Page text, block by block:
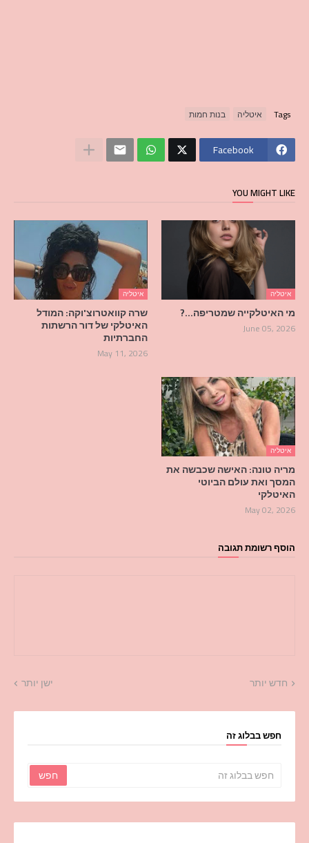
Tags איטליה בנות חמות
Facebook
YOU MIGHT LIKE
איטליה
מי האיטלקייה שמטריפה…?
June 05, 2026
איטליה
שרה קוואטרוצ'וקה: המודל
האיטלקי של דור הרשתות
החברתיות
May 11, 2026
איטליה
מריה טונה: האישה שכבשה את
המסך ואת עולם הביוטי
האיטלקי
May 02, 2026
הוסף רשומת תגובה
חדש יותר ישן יותר
חפש בבלוג זה